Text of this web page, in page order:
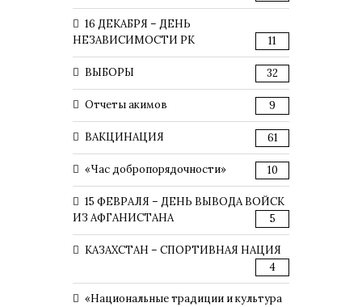
16 ДЕКАБРЯ – ДЕНЬ
НЕЗАВИСИМОСТИ РК
11
ВЫБОРЫ 32
Отчеты акимов 9
ВАКЦИНАЦИЯ 61
«Час добропорядочности» 10
15 ФЕВРАЛЯ – ДЕНЬ ВЫВОДА ВОЙСК
ИЗ АФГАНИСТАНА
5
КАЗАХСТАН – СПОРТИВНАЯ НАЦИЯ
4
«Национальные традиции и культура